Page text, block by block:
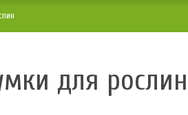
для рослин